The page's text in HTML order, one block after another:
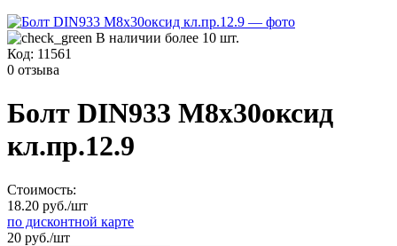
В наличии более 10 шт.
Код: 11561
0 отзыва
Болт DIN933 М8х30оксид
кл.пр.12.9
Стоимость:
18.20 руб./шт
по дисконтной карте
20 руб./шт